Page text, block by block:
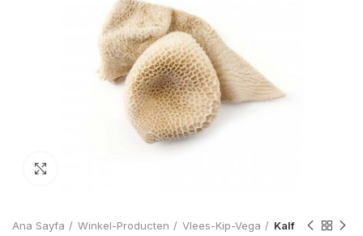
Ana Sayfa Winkel-Producten Vlees-Kip-Vega Kalf